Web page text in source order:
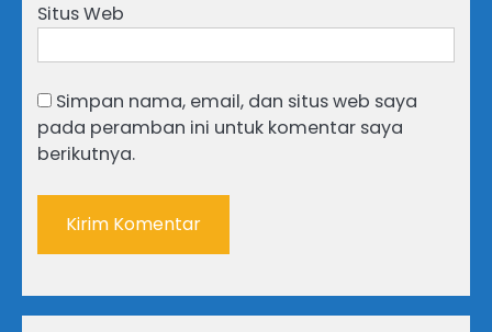
Situs Web
Simpan nama, email, dan situs web saya
pada peramban ini untuk komentar saya
berikutnya.